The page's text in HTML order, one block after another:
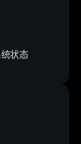
状态